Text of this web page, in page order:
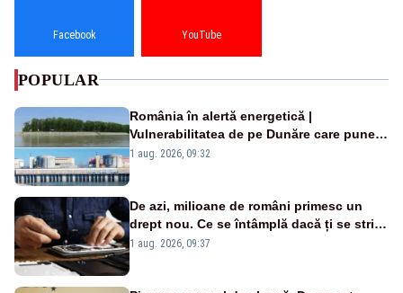
Facebook YouTube
POPULAR
România în alertă energetică |
Vulnerabilitatea de pe Dunăre care pune
în pericol Centrala Cernavodă era
1 aug. 2026, 09:32
De azi, milioane de români primesc un
drept nou. Ce se întâmplă dacă ți se strică
un produs
1 aug. 2026, 09:37